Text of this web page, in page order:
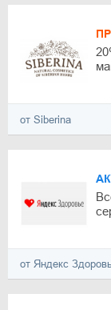
от Siberina
от Яндекс